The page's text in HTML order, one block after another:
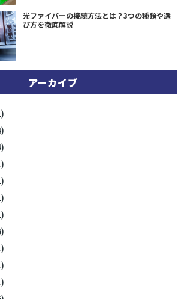
光ファイバーの接続方法とは？3つの種類や選
び方を徹底解説
アーカイブ